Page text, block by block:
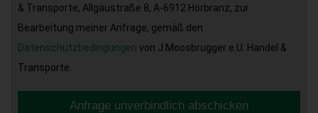
& Transporte, Allgäustraße 8, A-6912 Hörbranz, zur
Bearbeitung meiner Anfrage, gemäß den
Datenschutzbedingungen von J.Moosbrugger e.U. Handel &
Transporte.
Anfrage unverbindlich abschicken